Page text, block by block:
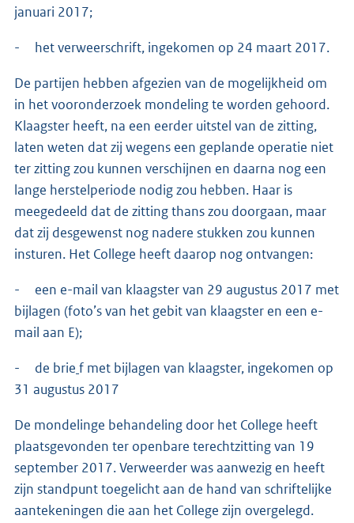
januari 2017;
- het verweerschrift, ingekomen op 24 maart 2017.
De partijen hebben afgezien van de mogelijkheid om
in het vooronderzoek mondeling te worden gehoord.
Klaagster heeft, na een eerder uitstel van de zitting,
laten weten dat zij wegens een geplande operatie niet
ter zitting zou kunnen verschijnen en daarna nog een
lange herstelperiode nodig zou hebben. Haar is
meegedeeld dat de zitting thans zou doorgaan, maar
dat zij desgewenst nog nadere stukken zou kunnen
insturen. Het College heeft daarop nog ontvangen:
- een e-mail van klaagster van 29 augustus 2017 met
bijlagen (foto’s van het gebit van klaagster en een e-
mail aan E);
- de brie f met bijlagen van klaagster, ingekomen op
31 augustus 2017
De mondelinge behandeling door het College heeft
plaatsgevonden ter openbare terechtzitting van 19
september 2017. Verweerder was aanwezig en heeft
zijn standpunt toegelicht aan de hand van schriftelijke
aantekeningen die aan het College zijn overgelegd.